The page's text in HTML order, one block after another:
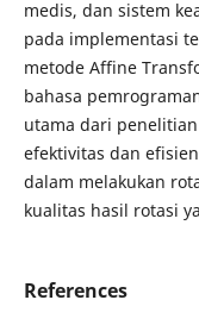
medis, dan sistem
pada implementasi
metode Affine
bahasa
utama dari
efektivitas dan
dalam melakukan
kualitas hasil rotasi
References